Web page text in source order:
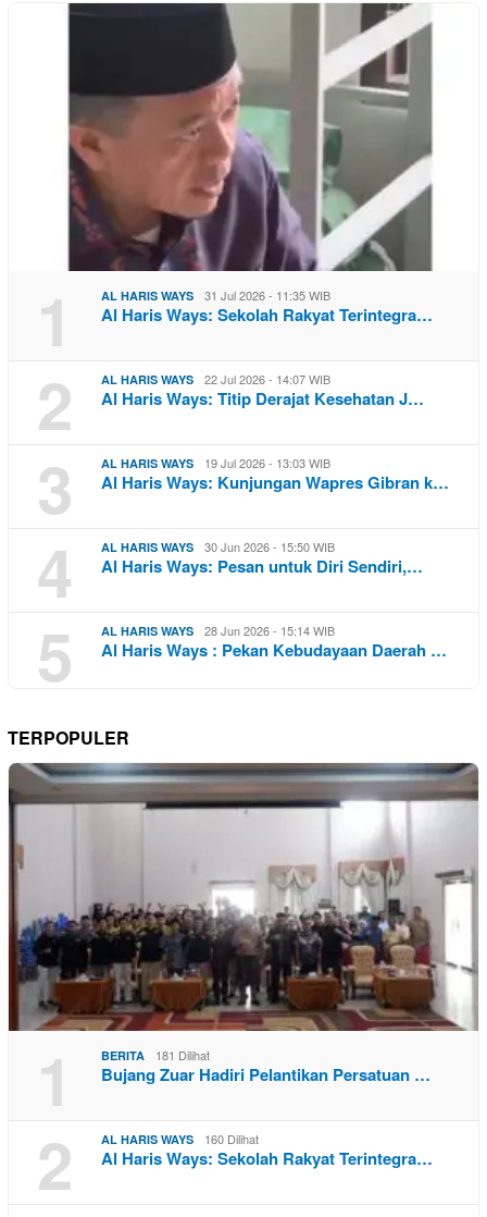
1 AL HARIS WAYS 31 Jul 2026 - 11:35 WIB
Al Haris Ways: Sekolah Rakyat Terintegra…
2 AL HARIS WAYS 22 Jul 2026 - 14:07 WIB
Al Haris Ways: Titip Derajat Kesehatan J…
3 AL HARIS WAYS 19 Jul 2026 - 13:03 WIB
Al Haris Ways: Kunjungan Wapres Gibran k…
4 AL HARIS WAYS 30 Jun 2026 - 15:50 WIB
Al Haris Ways: Pesan untuk Diri Sendiri,…
5 AL HARIS WAYS 28 Jun 2026 - 15:14 WIB
Al Haris Ways : Pekan Kebudayaan Daerah …
TERPOPULER
1 BERITA 181 Dilihat
Bujang Zuar Hadiri Pelantikan Persatuan …
2 AL HARIS WAYS 160 Dilihat
Al Haris Ways: Sekolah Rakyat Terintegra…